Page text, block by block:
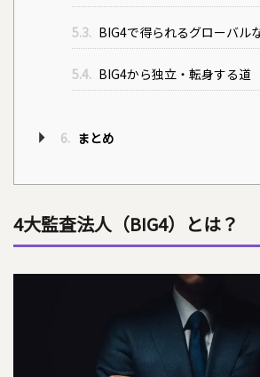
5.3. BIG4で得られるグローバル
5.4. BIG4から独立・転身する道
6. まとめ
4大監査法人（BIG4）とは？